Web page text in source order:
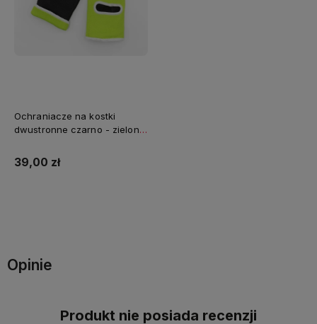
Ochraniacze na kostki
dwustronne czarno - zielone
39,00 zł
Opinie
Produkt nie posiada recenzji